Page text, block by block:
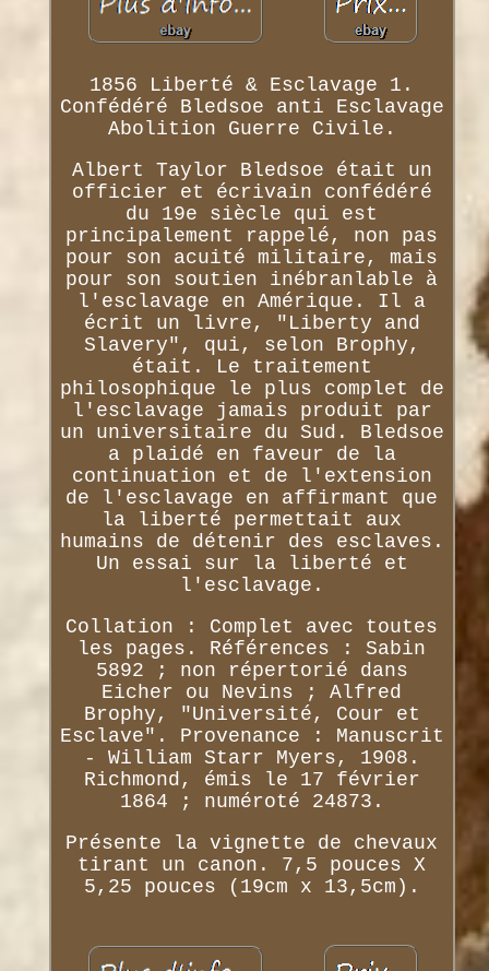
1856 Liberté & Esclavage 1.
Confédéré Bledsoe anti Esclavage
Abolition Guerre Civile.
Albert Taylor Bledsoe était un
officier et écrivain confédéré
du 19e siècle qui est
principalement rappelé, non pas
pour son acuité militaire, mais
pour son soutien inébranlable à
l'esclavage en Amérique. Il a
écrit un livre, "Liberty and
Slavery", qui, selon Brophy,
était. Le traitement
philosophique le plus complet de
l'esclavage jamais produit par
un universitaire du Sud. Bledsoe
a plaidé en faveur de la
continuation et de l'extension
de l'esclavage en affirmant que
la liberté permettait aux
humains de détenir des esclaves.
Un essai sur la liberté et
l'esclavage.
Collation : Complet avec toutes
les pages. Références : Sabin
5892 ; non répertorié dans
Eicher ou Nevins ; Alfred
Brophy, "Université, Cour et
Esclave". Provenance : Manuscrit
- William Starr Myers, 1908.
Richmond, émis le 17 février
1864 ; numéroté 24873.
Présente la vignette de chevaux
tirant un canon. 7,5 pouces X
5,25 pouces (19cm x 13,5cm).